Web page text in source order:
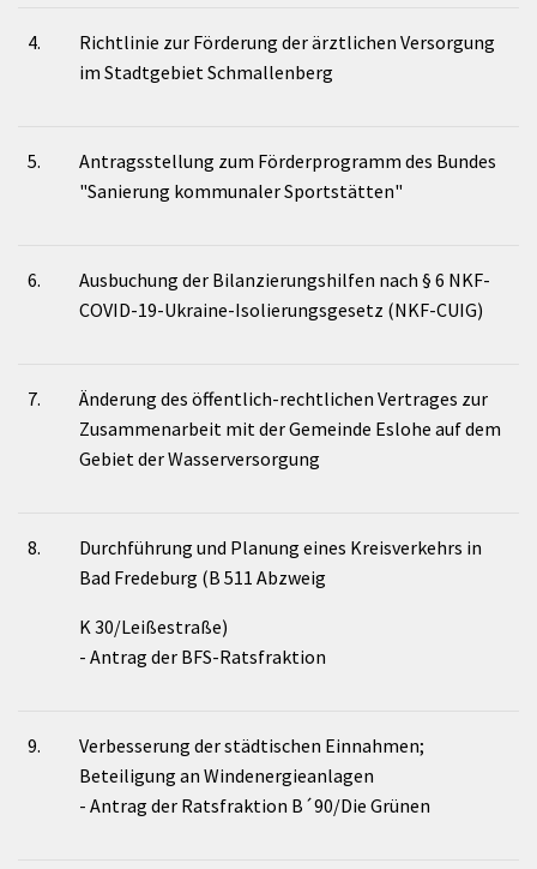
4.
Richtlinie zur Förderung der ärztlichen Versorgung
im Stadtgebiet Schmallenberg
5.
Antragsstellung zum Förderprogramm des Bundes
"Sanierung kommunaler Sportstätten"
6.
Ausbuchung der Bilanzierungshilfen nach § 6 NKF-
COVID-19-Ukraine-Isolierungsgesetz (NKF-CUIG)
7.
Änderung des öffentlich-rechtlichen Vertrages zur
Zusammenarbeit mit der Gemeinde Eslohe auf dem
Gebiet der Wasserversorgung
8.
Durchführung und Planung eines Kreisverkehrs in
Bad Fredeburg (B 511 Abzweig
K 30/Leißestraße)
- Antrag der BFS-Ratsfraktion
9.
Verbesserung der städtischen Einnahmen;
Beteiligung an Windenergieanlagen
- Antrag der Ratsfraktion B´90/Die Grünen